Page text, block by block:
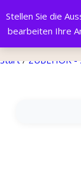
Stellen Sie die
bearbeiten Ihre
Start/ZUBEHÖR -